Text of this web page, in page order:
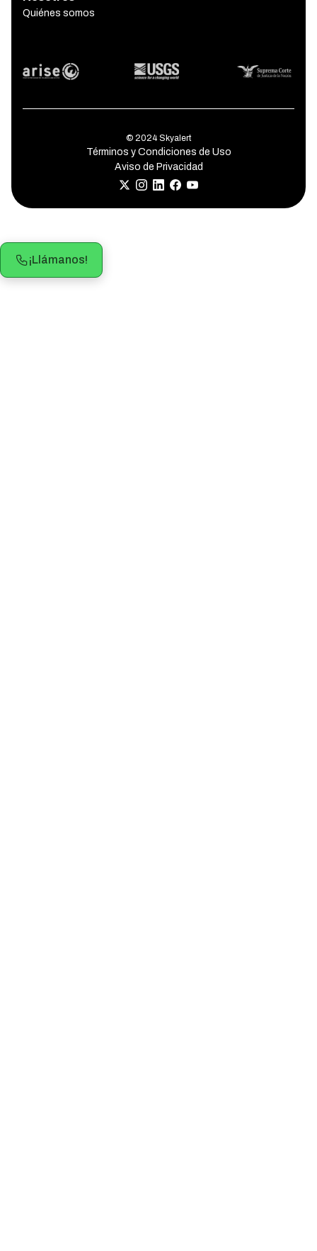
Quiénes somos
© 2024 Skyalert
Términos y Condiciones de Uso
Aviso de Privacidad
¡Llámanos!